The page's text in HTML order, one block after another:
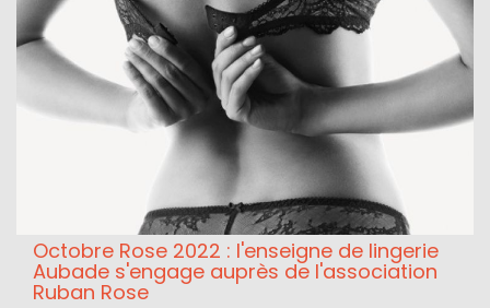
Octobre Rose 2022 : l'enseigne de lingerie
Aubade s'engage auprès de l'association
Ruban Rose